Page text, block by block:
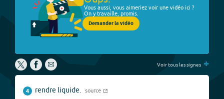
Vous aussi, vous aimeriez voir une vidéo ici ?
On y travaille, promis.
Demander la vidéo
Voir tous les signes +
4 rendre liquide. source